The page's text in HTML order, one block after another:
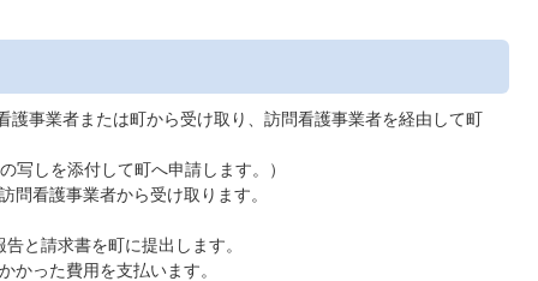
護事業者または町から受け取り、訪問看護事業者を経由して町
写しを添付して町へ申請します。）
問看護事業者から受け取ります。
と請求書を町に提出します。
かった費用を支払います。